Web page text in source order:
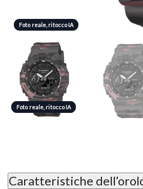
Foto reale, ritocco IA
Foto reale, ritocco IA
Foto reale, ritocco IA
Caratteristiche